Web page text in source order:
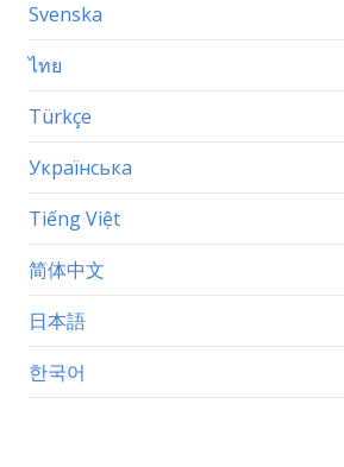
Svenska
ไทย
Türkçe
Українська
Tiếng Việt
简体中文
日本語
한국어